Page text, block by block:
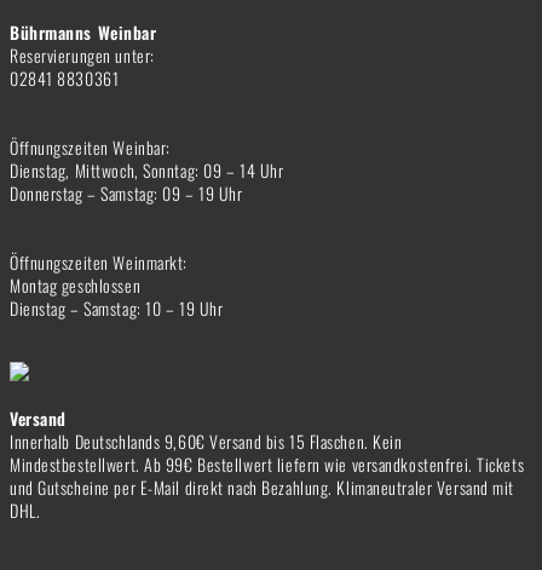
Bührmanns Weinbar
Reservierungen unter:
02841 8830361
Öffnungszeiten Weinbar:
Dienstag, Mittwoch, Sonntag: 09 – 14 Uhr
Donnerstag – Samstag: 09 – 19 Uhr
Öffnungszeiten Weinmarkt:
Montag geschlossen
Dienstag – Samstag: 10 – 19 Uhr
Versand
Innerhalb Deutschlands 9,60€ Versand bis 15 Flaschen. Kein
Mindestbestellwert. Ab 99€ Bestellwert liefern wie versandkostenfrei. Tickets
und Gutscheine per E-Mail direkt nach Bezahlung. Klimaneutraler Versand mit
DHL.